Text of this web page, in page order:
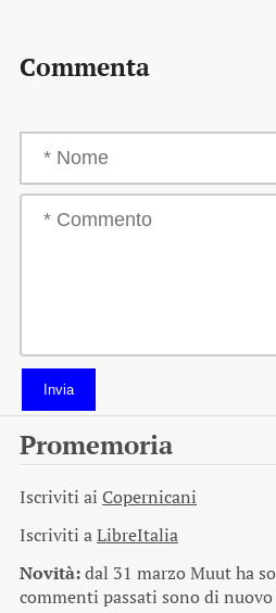
Commenta
Invia
Promemoria
Iscriviti ai Copernicani
Iscriviti aLibreItalia
Novità:dal 31 marzo Muut ha
commenti passati sono di